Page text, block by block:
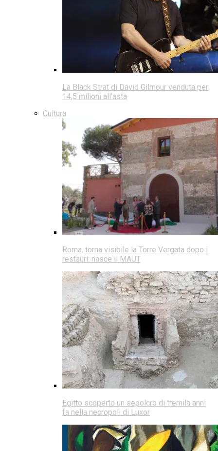
La Black Strat di David Gilmour venduta per
14,5 milioni all’asta
Cultura
Roma, torna visibile la Torre Vergata dopo i
restauri: nasce il MAUT
Egitto scoperto un sepolcro di tremila anni
fa nella necropoli di Luxor